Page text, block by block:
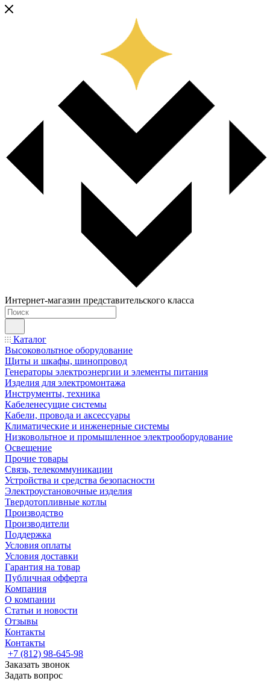
Интернет-магазин представительского класса
Каталог
Высоковольтное оборудование
Щиты и шкафы, шинопровод
Генераторы электроэнергии и элементы питания
Изделия для электромонтажа
Инструменты, техника
Кабеленесущие системы
Кабели, провода и аксессуары
Климатические и инженерные системы
Низковольтное и промышленное электрооборудование
Освещение
Прочие товары
Связь, телекоммуникации
Устройства и средства безопасности
Электроустановочные изделия
Твердотопливные котлы
Производство
Производители
Поддержка
Условия оплаты
Условия доставки
Гарантия на товар
Публичная офферта
Компания
О компании
Статьи и новости
Отзывы
Контакты
Контакты
+7 (812) 98-645-98
Заказать звонок
Задать вопрос